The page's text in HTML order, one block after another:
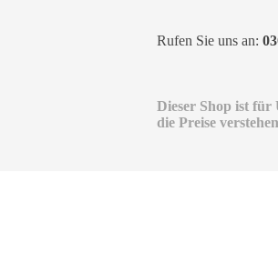
Rufen Sie uns an:
Dieser Shop ist für
die Preise